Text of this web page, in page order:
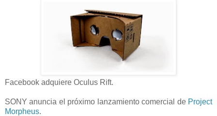
Facebook adquiere Oculus Rift.
SONY anuncia el próximo lanzamiento comercial de Project
Morpheus.